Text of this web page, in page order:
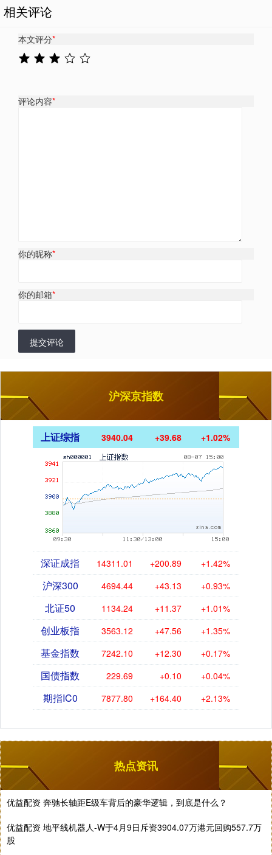
相关评论
本文评分*
评论内容*
你的昵称*
你的邮箱*
提交评论
沪深京指数
上证综指 3940.04 +39.68 +1.02%
深证成指 14311.01 +200.89 +1.42%
沪深300 4694.44 +43.13 +0.93%
北证50 1134.24 +11.37 +1.01%
创业板指 3563.12 +47.56 +1.35%
基金指数 7242.10 +12.30 +0.17%
国债指数 229.69 +0.10 +0.04%
期指IC0 7877.80 +164.40 +2.13%
热点资讯
优益配资 奔驰长轴距E级车背后的豪华逻辑，到底是什么？
优益配资 地平线机器人-W于4月9日斥资3904.07万港元回购557.7万
股